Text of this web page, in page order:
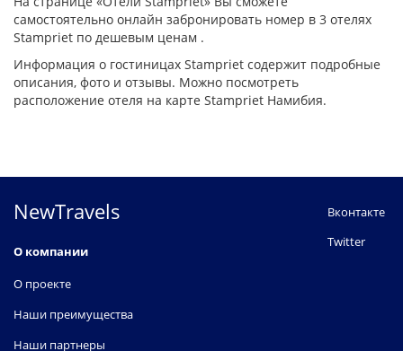
самостоятельно онлайн забронировать номер в 3 отелях
Stampriet по дешевым ценам .
Информация о гостиницах Stampriet содержит подробные
описания, фото и отзывы. Можно посмотреть
расположение отеля на карте Stampriet Намибия.
NewTravels
О компании
О проекте
Наши преимущества
Наши партнеры
Вконтакте
Twitter